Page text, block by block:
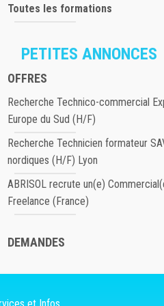
Toutes les formations
PETITES ANNONCES
OFFRES
Recherche Technico-commercial
Europe du Sud (H/F)
Recherche Technicien formateur
nordiques (H/F) Lyon
ABRISOL recrute un(e)
Freelance (France)
DEMANDES